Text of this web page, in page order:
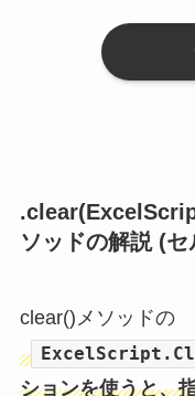
ソッドの解説 (
clear()メソッドの
ションを使うと、